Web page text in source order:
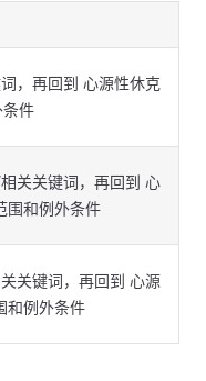
，再回到 心源性休克
条件
关关键词，再回到 心
围和例外条件
关键词，再回到 心源
和例外条件